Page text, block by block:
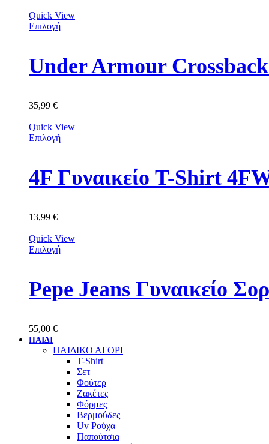
Quick View
Επιλογή
Under Armour
35,99 €
Quick View
Επιλογή
4F Γυναικείο T-Shirt
13,99 €
Quick View
Επιλογή
Pepe Jeans Γυναικείο
55,00 €
ΠΑΙΔΙ
ΠΑΙΔΙΚΟ ΑΓΟΡΙ
T-Shirt
Σετ
Φούτερ
Ζακέτες
Φόρμες
Βερμούδες
Uv Ρούχα
Παπούτσια